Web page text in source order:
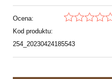
Ocena:
Kod produktu:
254_20230424185543